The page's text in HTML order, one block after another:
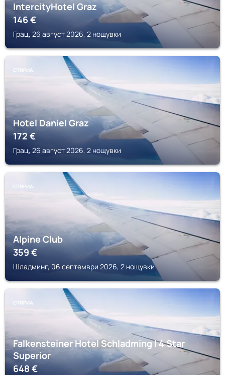
IntercityHotel Graz
146€
Грац, 26 август 2026, 2 нощувки
СТИРИА
Hotel Daniel Graz
172€
Грац, 26 август 2026, 2 нощувки
СТИРИА
Alpine Club
359€
Шладминг, 06 септември 2026, 2 нощувки
СТИРИА
Falkensteiner Hotel Schladming l 4 Star
Superior
648€